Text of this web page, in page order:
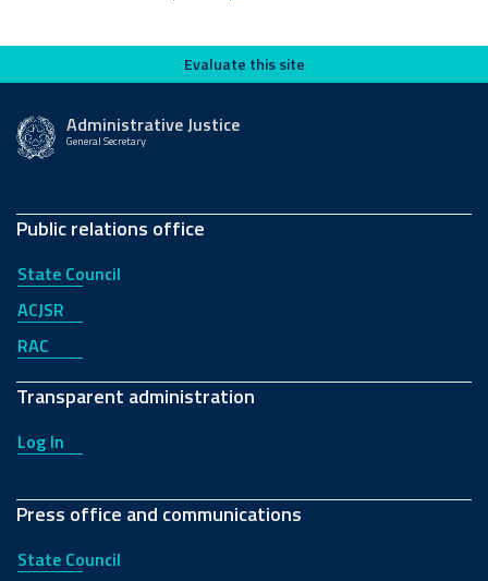
Evaluate this siteEvaluate this site
Administrative Justice
General Secretary
Public relations office
State Council
ACJSR
RAC
Transparent administration
Log In
Press office and communications
State Council